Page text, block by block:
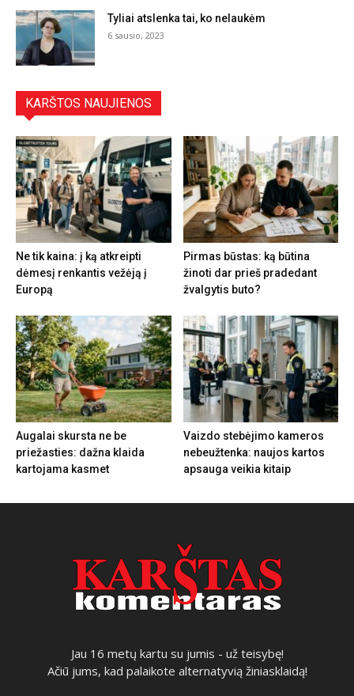
Tyliai atslenka tai, ko nelaukėm
6 sausio, 2023
KARŠTOS NAUJIENOS
Ne tik kaina: į ką atkreipti
dėmesį renkantis vežėją į
Europą
Pirmas būstas: ką būtina
žinoti dar prieš pradedant
žvalgytis buto?
Augalai skursta ne be
priežasties: dažna klaida
kartojama kasmet
Vaizdo stebėjimo kameros
nebeužtenka: naujos kartos
apsauga veikia kitaip
Jau 16 metų kartu su jumis - už teisybę!
Ačiū jums, kad palaikote alternatyvią žiniasklaidą!